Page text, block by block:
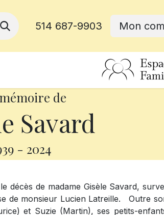
514 687-9903 Mon
de
Savard
- 2024
décès de madame Gisèle Savard,
de monsieur Lucien Latreille. Outre
et Suzie (Martin), ses petits-